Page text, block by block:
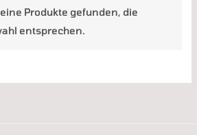
Produkte gefunden, die
entsprechen.